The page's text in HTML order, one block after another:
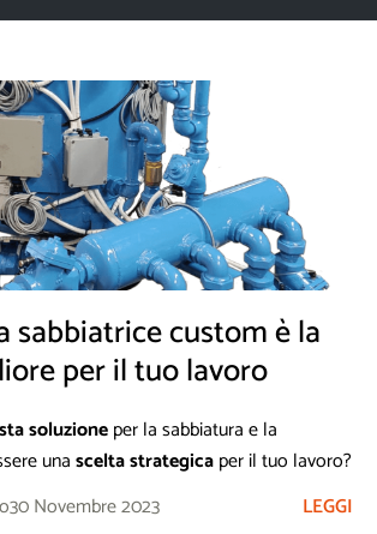
sabbiatrice custom è la
per il tuo lavoro
soluzioneper la sabbiatura e la
unascelta strategicaper il tuo lavoro?
30 Novembre 2023 LEGGI